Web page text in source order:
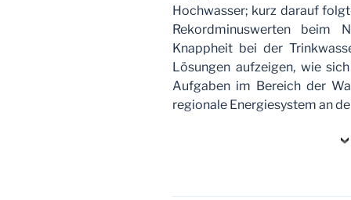
Hochwasser; kurz darauf
Rekordminuswerten beim
Knappheit bei der
Lösungen aufzeigen, wie
Aufgaben im Bereich der
regionale Energiesystem an